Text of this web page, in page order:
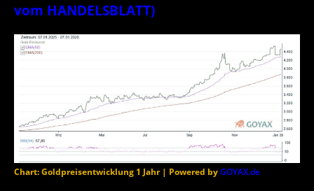
vom HANDELSBLATT)
Chart: Goldpreisentwicklung 1 Jahr | Powered byGOYAX.de